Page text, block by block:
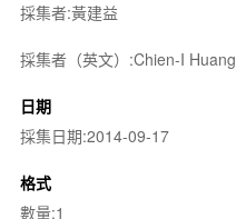
採集者:黃建益
採集者（英文）:Chien-I Huang
日期
採集日期:2014-09-17
格式
數量:1